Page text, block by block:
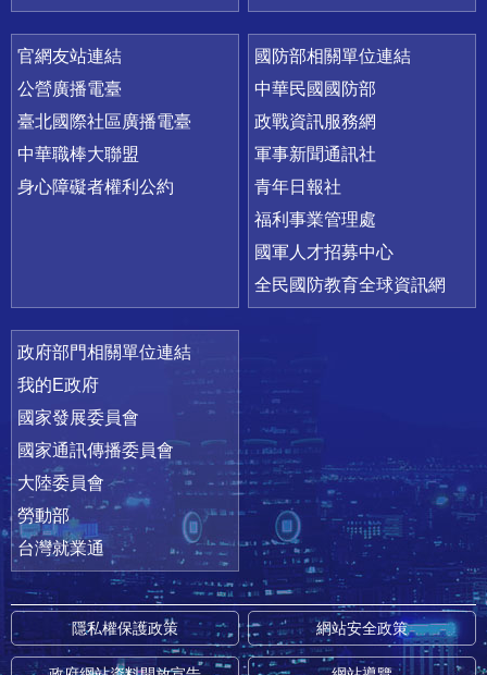
官網友站連結
公營廣播電臺
臺北國際社區廣播電臺
中華職棒大聯盟
身心障礙者權利公約
國防部相關單位連結
中華民國國防部
政戰資訊服務網
軍事新聞通訊社
青年日報社
福利事業管理處
國軍人才招募中心
全民國防教育全球資訊網
政府部門相關單位連結
我的E政府
國家發展委員會
國家通訊傳播委員會
大陸委員會
勞動部
台灣就業通
隱私權保護政策 網站安全政策